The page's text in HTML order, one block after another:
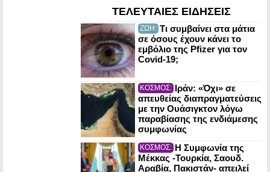
ΤΕΛΕΥΤΑΙΕΣ ΕΙΔΗΣΕΙΣ
ΖΩΗ: Τι συμβαίνει στα μάτια
σε όσους έχουν κάνει το
εμβόλιο της Pfizer για τον
Covid-19;
ΚΟΣΜΟΣ: Ιράν: «Όχι» σε
απευθείας διαπραγματεύσεις
με την Ουάσιγκτον λόγω
παραβίασης της ενδιάμεσης
συμφωνίας
ΚΟΣΜΟΣ: Η Συμφωνία της
Μέκκας -Τουρκία, Σαουδ.
Αραβία, Πακιστάν- απειλεί